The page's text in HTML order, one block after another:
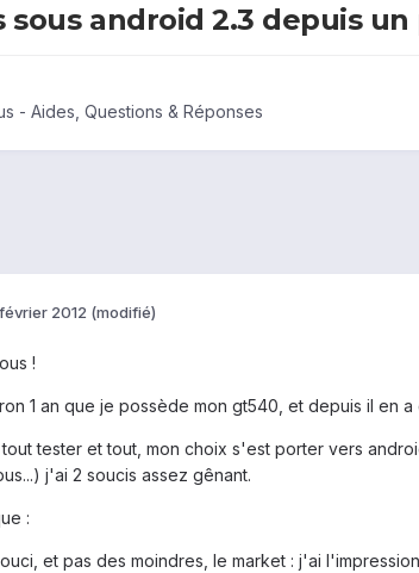
sous android 2.3 depuis
- Aides, Questions & Réponses
2012 (modifié)
!
1 an que je possède mon gt540, et depuis il en
tester et tout, mon choix s'est porter vers
j'ai 2 soucis assez gênant.
:
et pas des moindres, le market : j'ai